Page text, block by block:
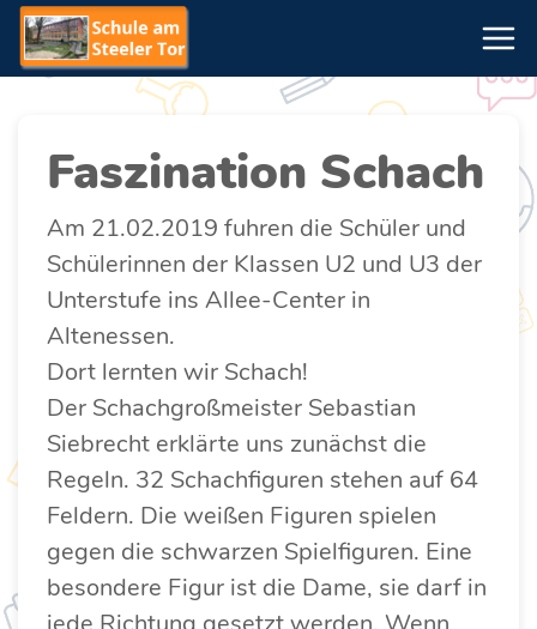
Faszination Schach
Am 21.02.2019 fuhren die Schüler und
Schülerinnen der Klassen U2 und U3 der
Unterstufe ins Allee-Center in
Altenessen.
Dort lernten wir Schach!
Der Schachgroßmeister Sebastian
Siebrecht erklärte uns zunächst die
Regeln. 32 Schachfiguren stehen auf 64
Feldern. Die weißen Figuren spielen
gegen die schwarzen Spielfiguren. Eine
besondere Figur ist die Dame, sie darf in